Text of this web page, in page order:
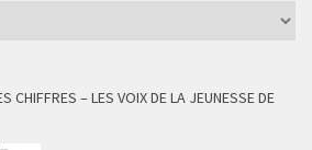
CHIFFRES – LES VOIX DE LA JEUNESSE DE